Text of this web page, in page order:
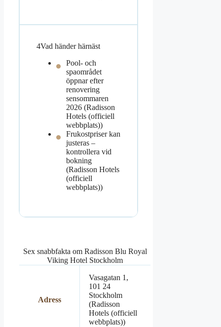
4Vad händer härnäst
Pool- och
spaområdet
öppnar efter
renovering
sensommaren
2026 (Radisson
Hotels (officiell
webbplats))
Frukostpriser kan
justeras –
kontrollera vid
bokning
(Radisson Hotels
(officiell
webbplats))
Sex snabbfakta om Radisson Blu Royal
Viking Hotel Stockholm
Adress
Vasagatan 1,
101 24
Stockholm
(Radisson
Hotels (officiell
webbplats))